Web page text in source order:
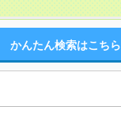
かんたん検索はこちら